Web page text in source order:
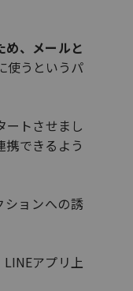
め、メールと
使うというパ
ートさせまし
できるよう
ョンへの誘
アプリ上